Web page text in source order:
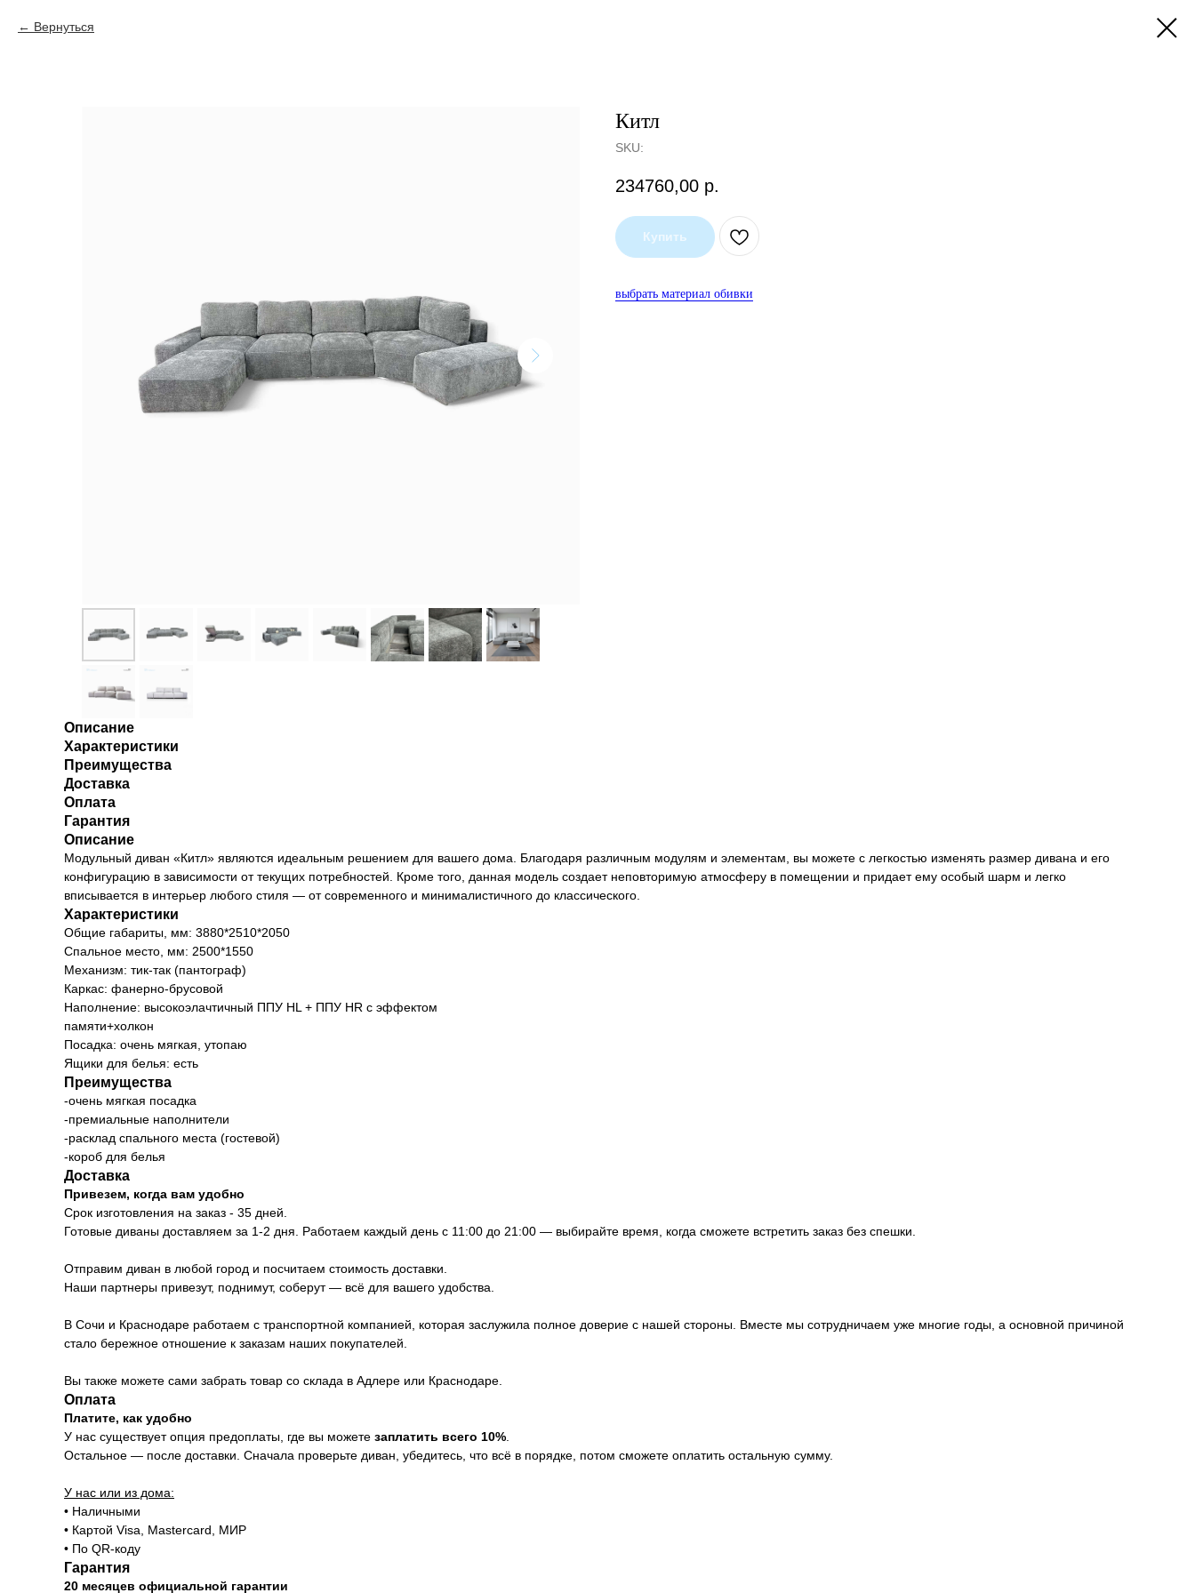
Вернуться
Китл
SKU:
234760,00 р.
Купить
выбрать материал обивки
Описание
Характеристики
Преимущества
Доставка
Оплата
Гарантия
Описание
Модульный диван «Китл» являются идеальным решением для вашего дома. Благодаря различным модулям и элементам, вы можете с легкостью изменять размер дивана и его
конфигурацию в зависимости от текущих потребностей. Кроме того, данная модель создает неповторимую атмосферу в помещении и придает ему особый шарм и легко
вписывается в интерьер любого стиля — от современного и минималистичного до классического.
Характеристики
Общие габариты, мм: 3880*2510*2050
Спальное место, мм: 2500*1550
Механизм: тик-так (пантограф)
Каркас: фанерно-брусовой
Наполнение: высокоэлачтичный ППУ HL + ППУ HR с эффектом
памяти+холкон
Посадка: очень мягкая, утопаю
Ящики для белья: есть
Преимущества
-очень мягкая посадка
-премиальные наполнители
-расклад спального места (гостевой)
-короб для белья
Доставка
Привезем, когда вам удобно
Срок изготовления на заказ - 35 дней.
Готовые диваны доставляем за 1-2 дня. Работаем каждый день с 11:00 до 21:00 — выбирайте время, когда сможете встретить заказ без спешки.
Отправим диван в любой город и посчитаем стоимость доставки.
Наши партнеры привезут, поднимут, соберут — всё для вашего удобства.
В Сочи и Краснодаре работаем с транспортной компанией, которая заслужила полное доверие с нашей стороны. Вместе мы сотрудничаем уже многие годы, а основной причиной
стало бережное отношение к заказам наших покупателей.
Вы также можете сами забрать товар со склада в Адлере или Краснодаре.
Оплата
Платите, как удобно
У нас существует опция предоплаты, где вы можете заплатить всего 10%
Остальное — после доставки. Сначала проверьте диван, убедитесь, что всё в порядке, потом сможете оплатить остальную сумму.
У нас или из дома:
• Наличными
• Картой Visa, Mastercard, МИР
• По QR-коду
Гарантия
20 месяцев официальной гарантии